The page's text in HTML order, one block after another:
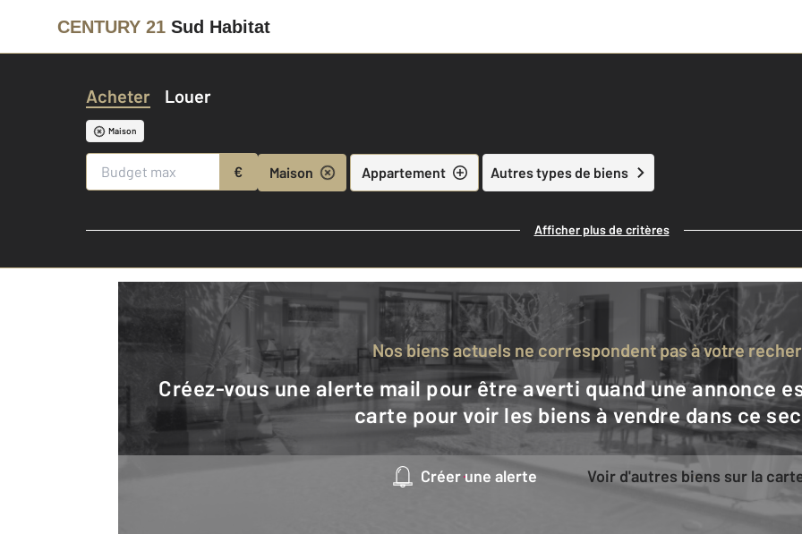
CENTURY 21 Sud Habitat
Acheter Louer
Maison
€ Maison Appartement Autres types de biens
Afficher plus de critères
Nos biens actuels ne correspondent pas à votre
Créez-vous une alerte mail pour être averti quand une annonce est en ligne et consultez la
carte pour voir les biens à vendre dans ce
Créer une alerte Voir d'autres biens sur la